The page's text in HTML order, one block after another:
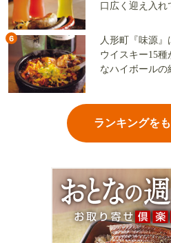
口広く迎え入れ
6
人形町『味源
ウイスキー15
なハイボールの
ランキングを